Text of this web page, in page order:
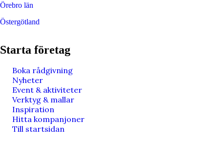
Örebro län
Östergötland
Starta företag
Boka rådgivning
Nyheter
Event & aktiviteter
Verktyg & mallar
Inspiration
Hitta kompanjoner
Till startsidan